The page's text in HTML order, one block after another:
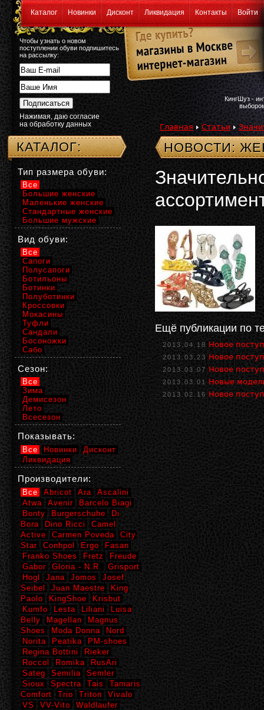
Каталог Новинки Дисконт Ликвидация Контакты Войти
Чтобы узнать о новом
поступлении обуви подпишитесь
на рассылку:
Нажимая, даю согласие
на обработку данных
КингШуз -
Главная Статьи
НОВОСТИ:
Ещё публикации по
2013.04.18 Новое
2013.03.23 Новое
2013.03.07 Новое
2013.03.01 Новые
2013.02.16 Новое
КАТАЛОГ:
Тип размера обуви:
Все
Большие женские
Маленькие женские
Стандартные женские
Большие мужские
Вид обуви:
Все
Сапоги
Полусапоги
Ботильоны
Ботинки
Полуботинки
Кроссовки
Мокасины
Туфли
Сандали
Босоножки
Сабо
Сезон:
Все
Зима
Демисезон
Лето
Всесезон
Показывать:
Все Новинки
Дисконт
Ликвидация
Производители:
Все Abricot Ara
Ascalini
Atwa
Avenir
Barcelo Biagi
Bonty
Burgerschuhe
Di
Bora
Dino Ricci
Camel
Active
Carmen Poveda
City
Star
Conhpol Ergo
Fasan
Franko Shoes
Fretz
Freude
Gabor
Gloria - N.R.
Grisport
Hogl
Jana Jomos
Josef
Seibel
Juan Maestre
King
Paolo
KingShoe
Krisbut
Kumfo
Lesta Liliani
Luisa
Belly
Magellan
Magnus
Shoes
Moda Donna
Nord
Norita
Peatika
PM-shoes
Regina Bottini
Rieker
Roccol
Romika
RusAri
Sateg
Semilia
Semler
Sioux
Spectra Tais
Tamaris
Comfort
Trio Triton
Vivalo
VS
VV-Vito
Waldlaufer